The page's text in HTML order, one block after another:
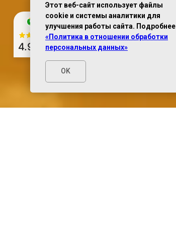
Этот веб-сайт использует файлы
cookie и системы аналитики для
улучшения работы сайта. Подробнее
«Политика в отношении обработки
персональных данных»
OK
4.9 из 5